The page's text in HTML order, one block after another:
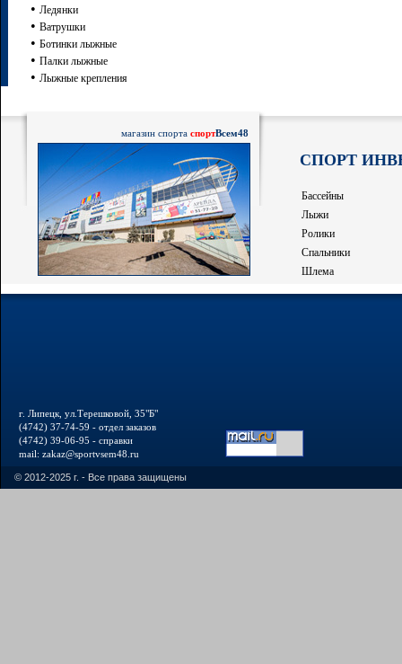
• Ледянки
• Ватрушки
• Ботинки лыжные
• Палки лыжные
• Лыжные крепления
магазин спорта спортВсем48
СПОРТ
Бассейны
Лыжи
Ролики
Спальники
Шлема
г. Липецк, ул.Терешковой, 35"Б"
(4742) 37-74-59 - отдел заказов
(4742) 39-06-95 - справки
mail: zakaz@sportvsem48.ru
© 2012-2025 г. - Все права защищены